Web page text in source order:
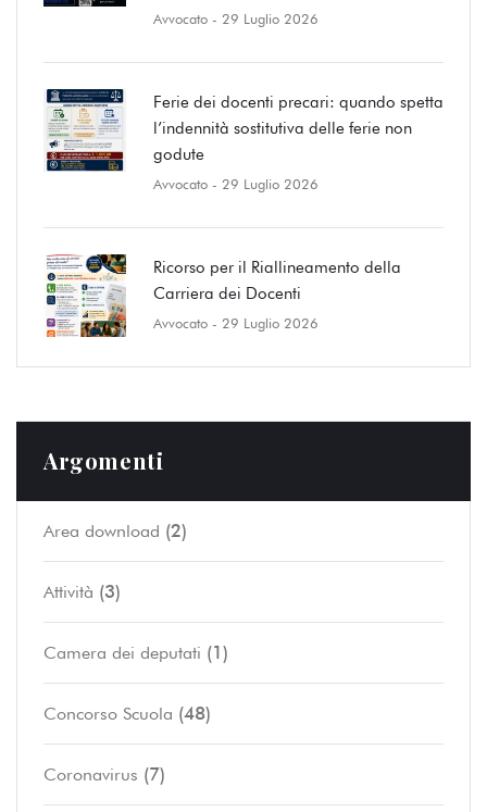
Avvocato - 29 Luglio 2026
Ferie dei docenti precari: quando spetta
l’indennità sostitutiva delle ferie non
godute
Avvocato - 29 Luglio 2026
Ricorso per il Riallineamento della
Carriera dei Docenti
Avvocato - 29 Luglio 2026
Argomenti
Area download (2)
Attività (3)
Camera dei deputati (1)
Concorso Scuola (48)
Coronavirus (7)